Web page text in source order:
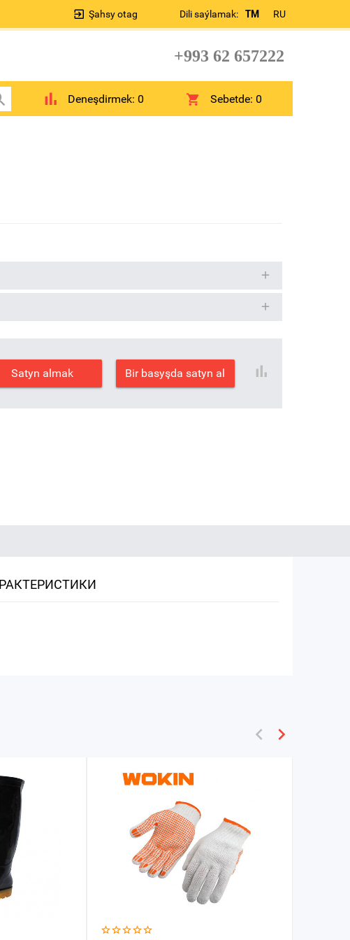
Dili saýlamak: TM RU
Şahsy otag
+993 62 657222
Deneşdirmek: 0 Sebetde:0
Satyn almak Bir basyşda satyn al